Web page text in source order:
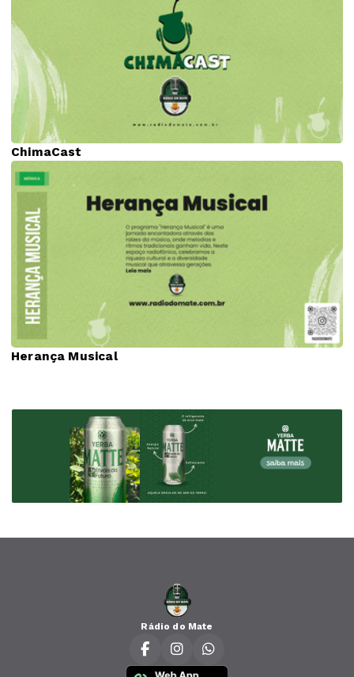
ChimaCast
Herança Musical
Rádio do Mate